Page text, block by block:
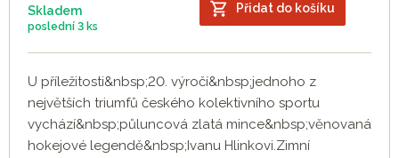
Skladem
poslední 3 ks
Přidat do košíku
U příležitosti&nbsp;20. výročí&nbsp;jednoho z
největších triumfů českého kolektivního sportu
vychází&nbsp;půluncová zlatá mince&nbsp;věnovaná
hokejové legendě&nbsp;Ivanu Hlinkovi.Zimní